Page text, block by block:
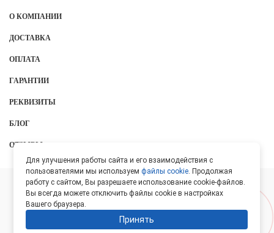
О КОМПАНИИ
ДОСТАВКА
ОПЛАТА
ГАРАНТИИ
РЕКВИЗИТЫ
БЛОГ
ОТЗЫВЫ
ООО «Протон», 2026
Лидер Поиска —SEO-оптимизация сайтов
Для улучшения работы сайта и его взаимодействия с
пользователями мы используемфайлы cookie. Продолжая
работу с сайтом, Вы разрешаете использование cookie-файлов.
Вы всегда можете отключить файлы cookie в настройках
Вашего браузера.
Принять